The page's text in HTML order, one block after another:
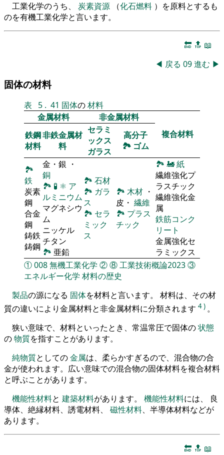
工業化学のうち、 炭素資源 （化石燃料 ）を原料とするも
のを有機工業化学と言います。
🔚 🔝 📖
◀ 戻る 09進む ▶
固体の材料
表 5 . 41 固体の材料
金属材料
非金属材料
複合材料
鉄鋼
材料
非鉄金属材
料
セラミ
ックス
ガラス
高分子
🏞 ゴム
🏞
鉄
炭素
鋼
合金
鋼
鋳鉄
鋳鋼
金・銀 ・
銅
🏞 🧪 ⚛ ア
ルミニウム
マグネシウ
ム
ニッケル
チタン
🏞 亜鉛
🏞 石材
🏞 ガラ
ス
🏞 セラ
ミック
ス
🏞 木材 ・
皮・ 繊維
🏞 プラス
チック
🏞 🚂紙
繊維強化プ
ラスチック
繊維強化金
属
鉄筋コンク
リート
金属強化セ
ラミックス
①008無機工業化学 ②⑧工業技術概論2023③
エネルギー化学 材料の歴史
製品の源になる 固体を材料と言います。 材料は、その材
質の違いにより金属材料と非金属材料に分類されます 4) 。
狭い意味で、材料といったとき、常温常圧で固体の状態
の物質を指すことがあります。
純物質としての金属は、柔らかすぎるので、混合物の合
金が使われます。広い意味での混合物の固体材料を複合材料
と呼ぶことがあります。
機能性材料と 建築材料があります。 機能性材料には、 良
導体、絶縁材料、誘電材料、 磁性材料、半導体材料などが
あります。
🔚 🔝 📖